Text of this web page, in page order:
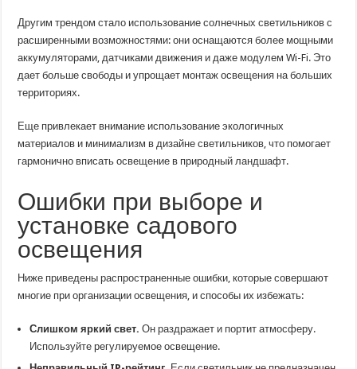
Другим трендом стало использование солнечных светильников с
расширенными возможностями: они оснащаются более мощными
аккумуляторами, датчиками движения и даже модулем Wi-Fi. Это
дает больше свободы и упрощает монтаж освещения на больших
территориях.
Еще привлекает внимание использование экологичных
материалов и минимализм в дизайне светильников, что помогает
гармонично вписать освещение в природный ландшафт.
Ошибки при выборе и
установке садового
освещения
Ниже приведены распространенные ошибки, которые совершают
многие при организации освещения, и способы их избежать:
Слишком яркий свет. Он раздражает и портит атмосферу.
Используйте регулируемое освещение.